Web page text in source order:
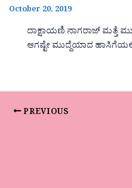
October 20, 2019
ದಾಕ್ಷಾಯಣಿ ನಾಗರಾಜ್ ಮತ್ತೆ
ಆಗಷ್ಟೇ ಮುದ್ದೆಯಾದ
PREVIOUS